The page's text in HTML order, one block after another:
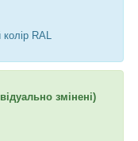
RAL
змінені)